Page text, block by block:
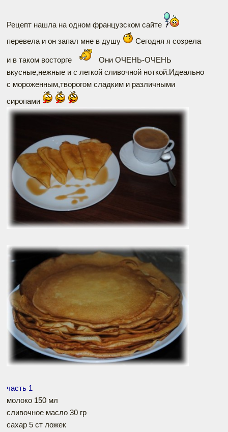
Рецепт нашла на одном французском сайте
перевела и он запал мне в душу
Сегодня я созрела
и в таком восторге
Они ОЧЕНЬ-ОЧЕНЬ
вкусные,нежные и с легкой сливочной ноткой.Идеально
с мороженным,творогом сладким и различными
сиропами
часть 1
молоко 150 мл
сливочное масло 30 гр
сахар 5 ст ложек